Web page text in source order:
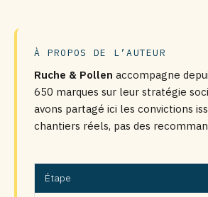
À PROPOS DE L’AUTEUR
Ruche & Pollen accompagne
650 marques sur leur stratégie
avons partagé ici les convictions
chantiers réels, pas des
Étape